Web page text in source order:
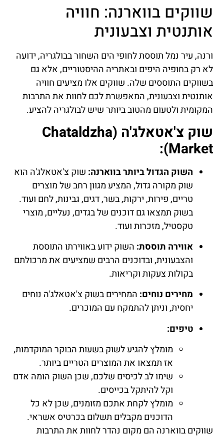
שווקים בווארנה: חוויה
אותנטית וצבעונית
ורנה, עיר נמל תוססת לחופי הים השחור בבולגריה, ידועה
לא רק בחופיה היפים ובאתריה ההיסטוריים, אלא גם
בשווקים התוססים שלה. שווקים אלו מציעים חוויה
אותנטית וצבעונית, המאפשרת לכם לחוות את התרבות
המקומית ולטעום מהטוב ביותר שיש לבולגריה להציע.
שוק צ'אטאלג'ה (Chataldzha
Market):
השוק הגדול ביותר בווארנה: שוק צ'אטאלג'ה הוא
שוק מקורה גדול, המציע מגוון רחב של מוצרים
טריים, פירות, ירקות, בשר, דגים, גבינות, לחם ועוד.
בשוק תמצאו גם דוכנים של בגדים, נעליים, מוצרי
טקסטיל, מזכרות ועוד.
אווירה תוססת: השוק ידוע באווירתו התוססת
והצבעונית, ובדוכנים הרבים שמציעים את מרכולתם
בקולות צעקות וקריאות.
מחירים נוחים: המחירים בשוק צ'אטאלג'ה נוחים
יחסית, וניתן להתמקח עם המוכרים.
טיפים:
מומלץ להגיע לשוק בשעות הבוקר המוקדמות,
אז תמצאו את המוצרים הטריים ביותר.
שימו לב לכיסים שלכם, שכן השוק הומה אדם
וקל להיתקל בכייסים.
מומלץ לקחת אתכם מזומנים, שכן לא כל
הדוכנים מקבלים תשלום בכרטיס אשראי.
שווקים בווארנה הם מקום נהדר לחוות את התרבות